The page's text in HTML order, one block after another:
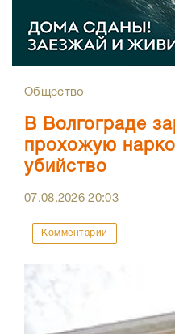
Общество
В Волгограде
прохожую
убийство
07.08.202620:03
Комментарии